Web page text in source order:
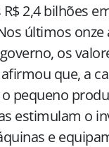
2,4 bilhões
últimos onze
os
que, a
pequeno
estimulam o
e